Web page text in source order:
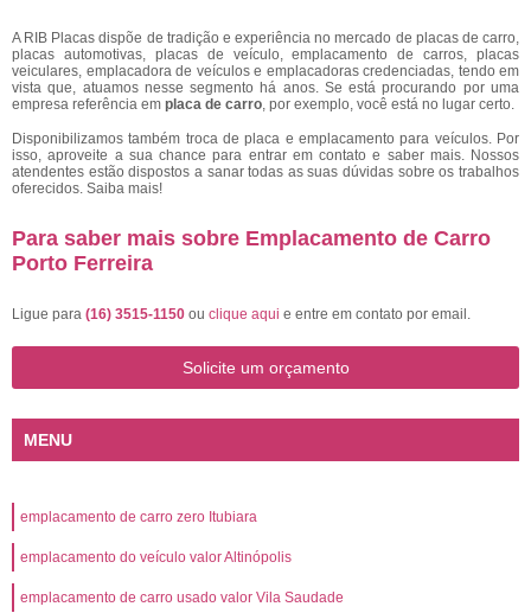
A RIB Placas dispõe de tradição e experiência no mercado de placas de carro,
placas automotivas, placas de veículo, emplacamento de carros, placas
veiculares, emplacadora de veículos e emplacadoras credenciadas, tendo em
vista que, atuamos nesse segmento há anos. Se está procurando por uma
empresa referência em placa de carro, por exemplo, você está no lugar certo.
Disponibilizamos também troca de placa e emplacamento para veículos. Por
isso, aproveite a sua chance para entrar em contato e saber mais. Nossos
atendentes estão dispostos a sanar todas as suas dúvidas sobre os trabalhos
oferecidos. Saiba mais!
Para saber mais sobre Emplacamento de Carro
Porto Ferreira
Ligue para (16) 3515-1150 ou clique aqui e entre em contato por email.
Solicite um orçamento
MENU
emplacamento de carro zero Itubiara
emplacamento do veículo valor Altinópolis
emplacamento de carro usado valor Vila Saudade